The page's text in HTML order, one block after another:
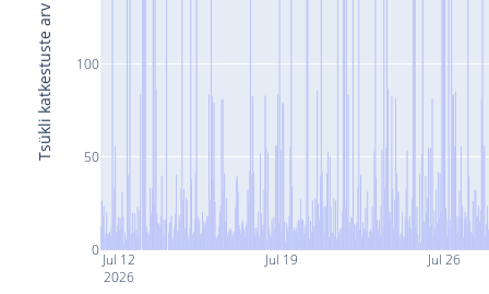
Jul 12
2026
Jul 19 Jul 26
0
50
100
Tsükli katkestuste arv